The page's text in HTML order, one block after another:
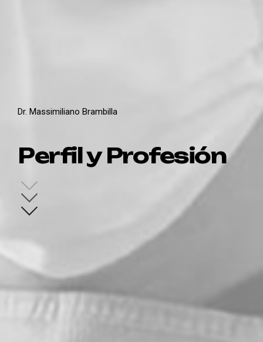
Dr. Massimiliano Brambilla
Perfil y Profesión